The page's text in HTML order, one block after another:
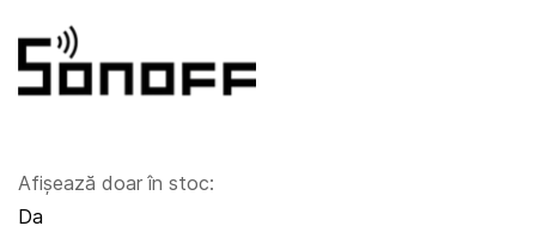
Afișează doar în stoc:
Da